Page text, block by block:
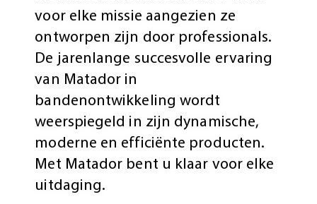
voor elke missie aangezien ze
ontworpen zijn door professionals.
De jarenlange succesvolle ervaring
van Matador in
bandenontwikkeling wordt
weerspiegeld in zijn dynamische,
moderne en efficiënte producten.
Met Matador bent u klaar voor elke
uitdaging.